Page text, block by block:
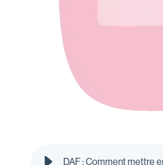
DAF : Comment mettre